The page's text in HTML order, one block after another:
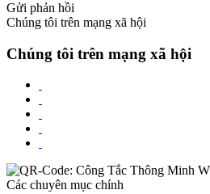
Gửi phản hồi
Chúng tôi trên mạng xã hội
Chúng tôi trên mạng xã hội
Các chuyên mục chính